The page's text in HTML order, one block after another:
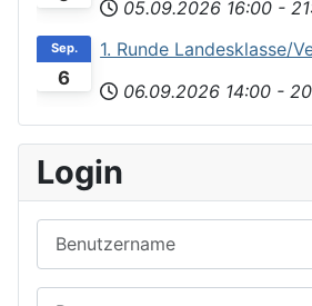
05.09.2026 16:00 -
6
Sep.
1. Runde Landesklasse/
06.09.2026 14:00 -
Login